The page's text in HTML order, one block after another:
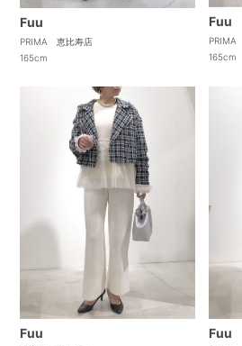
Fuu
PRIMA 恵比寿店
165cm
Fuu
165cm
Fuu Fuu